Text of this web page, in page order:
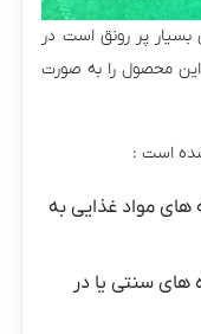
بسیار پر رونق است در
این محصول را به صورت
شده است :
های مواد غذایی به
های سنتی یا در